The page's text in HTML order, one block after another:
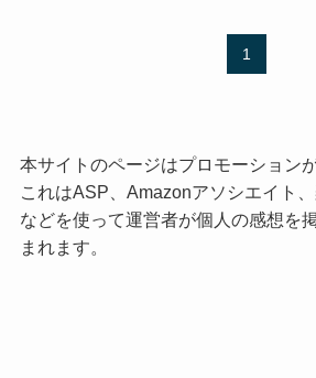
1
本サイトのページはプロモーション
これはASP、Amazonアソシエイト
などを使って運営者が個人の感想を
まれます。